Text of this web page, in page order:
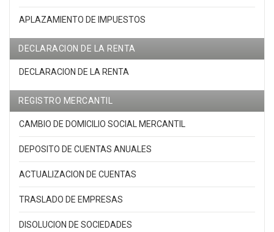
APLAZAMIENTO DE IMPUESTOS
DECLARACION DE LA RENTA
DECLARACION DE LA RENTA
REGISTRO MERCANTIL
CAMBIO DE DOMICILIO SOCIAL MERCANTIL
DEPOSITO DE CUENTAS ANUALES
ACTUALIZACION DE CUENTAS
TRASLADO DE EMPRESAS
DISOLUCION DE SOCIEDADES